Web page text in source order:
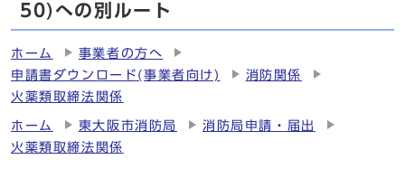
50)への別ルート
ホーム
事業者の方へ
申請書ダウンロード(事業者向け)
消防関係
火薬類取締法関係
ホーム 東大阪市消防局
消防局申請・届出
火薬類取締法関係